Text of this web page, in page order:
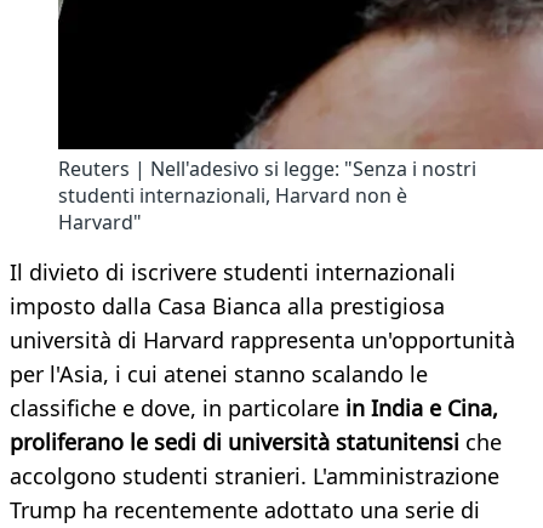
Reuters | Nell'adesivo si legge: "Senza i nostri
studenti internazionali, Harvard non è
Harvard"
Il divieto di iscrivere studenti internazionali
imposto dalla Casa Bianca alla prestigiosa
università di Harvard rappresenta un'opportunità
per l'Asia, i cui atenei stanno scalando le
classifiche e dove, in particolare in India e Cina,
proliferano le sedi di università statunitensi che
accolgono studenti stranieri. L'amministrazione
Trump ha recentemente adottato una serie di